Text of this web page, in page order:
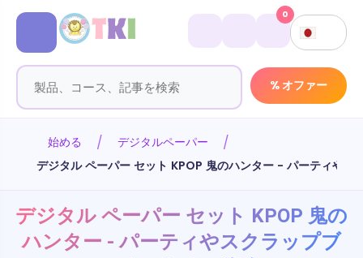
% オファー
0
始める
デジタルペーパー
デジタル ペーパー セット KPOP 鬼のハンター - パーティやス
デジタル ペーパー セット KPOP 鬼の
ハンター - パーティやスクラップブ